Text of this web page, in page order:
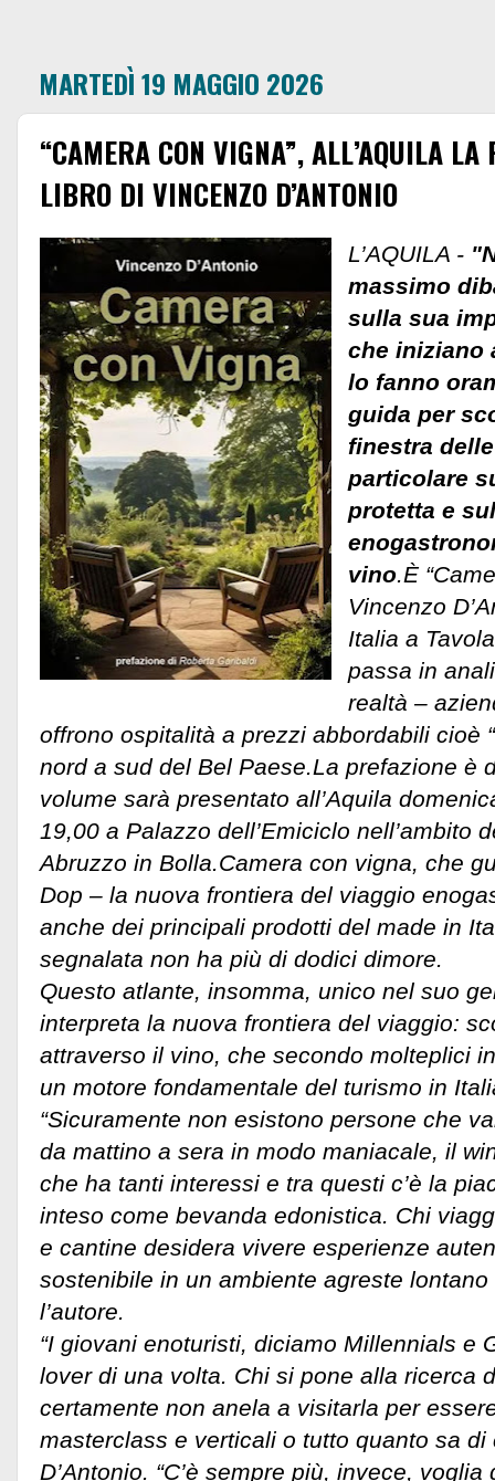
MARTEDÌ 19 MAGGIO 2026
“CAMERA CON VIGNA”, ALL’AQUILA LA
LIBRO DI VINCENZO D’ANTONIO
L’AQUILA -
massimo
sulla sua
che iniziano
lo fanno
guida per
finestra
particolare
protetta e
vino.È
Vincenzo
Italia a
passa in
realtà –
offrono ospitalità a prezzi abbordabili cioè
nord a sud del Bel Paese.La prefazione è
volume sarà presentato all’Aquila
19,00 a Palazzo dell’Emiciclo nell’ambito
Abruzzo in Bolla. Camera con vigna, che
Dop – la nuova frontiera del viaggio
anche dei principali prodotti del made in
segnalata non ha più di dodici dimore.
Questo atlante, insomma, unico nel suo
interpreta la nuova frontiera del viaggio:
attraverso il vino, che secondo molteplici
un motore fondamentale del turismo in
“Sicuramente non esistono persone che
da mattino a sera in modo maniacale, il
che ha tanti interessi e tra questi c’è la
inteso come bevanda edonistica. Chi
e cantine desidera vivere esperienze
sostenibile in un ambiente agreste
l’autore.
“I giovani enoturisti, diciamo Millennials e
lover di una volta. Chi si pone alla ricerca
certamente non anela a visitarla per
masterclass e verticali o tutto quanto sa di
D’Antonio. “C’è sempre più, invece,